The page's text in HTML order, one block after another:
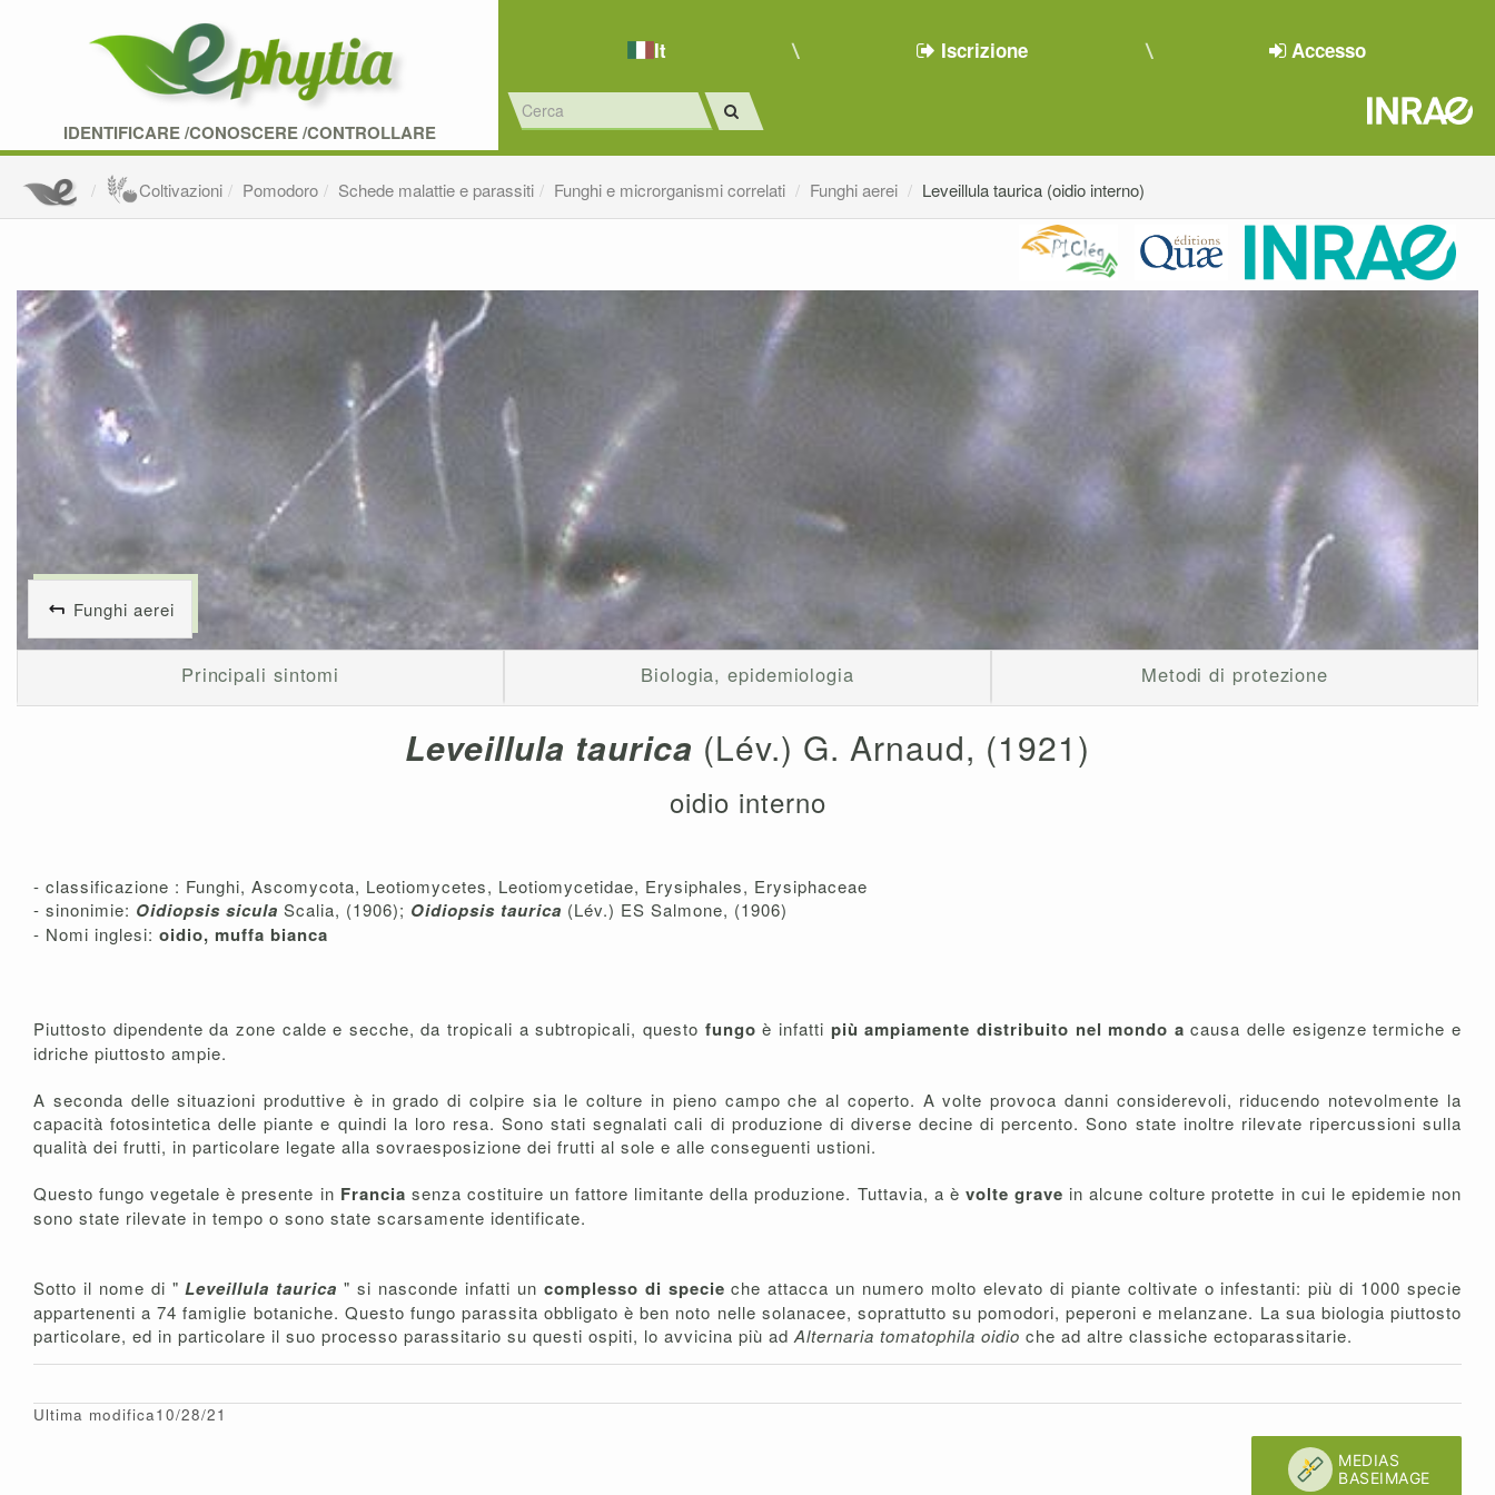
IDENTIFICARE /CONOSCERE /CONTROLLARE
It Iscrizione Accesso
Coltivazioni Pomodoro Schede malattie e parassiti Funghi e microrganismi correlati Funghi aerei Leveillula taurica (oidio interno)
Funghi aerei
Principali sintomi Biologia, epidemiologia Metodi di protezione
Leveillula taurica (Lév.) G. Arnaud, (1921)
oidio interno
- classificazione : Funghi, Ascomycota, Leotiomycetes, Leotiomycetidae, Erysiphales, Erysiphaceae
- sinonimie: Oidiopsis sicula Scalia, (1906); Oidiopsis taurica (Lév.) ES Salmone, (1906)
- Nomi inglesi: oidio, muffa bianca
Piuttosto dipendente da zone calde e secche, da tropicali a subtropicali, questo fungoè infatti più ampiamente distribuito nel mondo acausa delle esigenze termiche e
idriche piuttosto ampie.
A seconda delle situazioni produttive è in grado di colpire sia le colture in pieno campo che al coperto. A volte provoca danni considerevoli, riducendo notevolmente la
capacità fotosintetica delle piante e quindi la loro resa. Sono stati segnalati cali di produzione di diverse decine di percento. Sono state inoltre rilevate ripercussioni sulla
qualità dei frutti, in particolare legate alla sovraesposizione dei frutti al sole e alle conseguenti ustioni.
Questo fungo vegetale è presente in Francia senza costituire un fattore limitante della produzione. Tuttavia, a è volte grave in alcune colture protette in cui le epidemie non
sono state rilevate in tempo o sono state scarsamente identificate.
Sotto il nome di "Leveillula taurica" si nasconde infatti un complesso di specieche attacca un numero molto elevato di piante coltivate o infestanti: più di 1000 specie
appartenenti a 74 famiglie botaniche. Questo fungo parassita obbligato è ben noto nelle solanacee, soprattutto su pomodori, peperoni e melanzane. La sua biologia piuttosto
particolare, ed in particolare il suo processo parassitario su questi ospiti, lo avvicina più adAlternaria tomatophila oidio che ad altre classiche ectoparassitarie.
Ultima modifica10/28/21